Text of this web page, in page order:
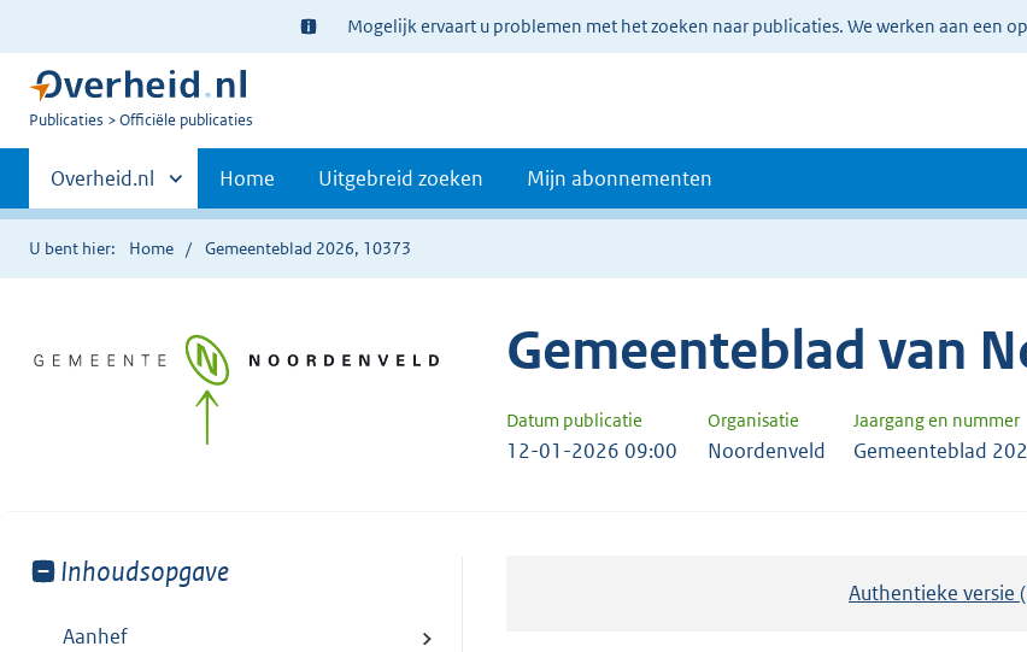
Ter
informatie:
Mogelijk ervaart u problemen met het zoeken naar publicaties. We werken aan een
U
Publicaties Officiële publicaties
Primaire
navigatie
Andere
sites
binnen
Overheid.nl Home Uitgebreid zoeken Mijn abonnementen
U bent hier: Home Gemeenteblad 2026, 10373
Gemeenteblad van
Datum publicatie Organisatie Jaargang en nummer
12-01-2026 09:00 Noordenveld Gemeenteblad
Toon
van:
Inhoudsopgave
Aanhef
Authentieke versie